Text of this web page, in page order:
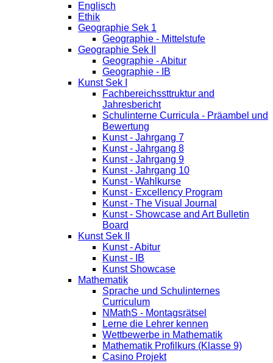
Englisch
Ethik
Geographie Sek 1
Geographie - Mittelstufe
Geographie Sek II
Geographie - Abitur
Geographie - IB
Kunst Sek I
Fachbereichssttruktur and
Jahresbericht
Schulinterne Curricula - Präambel und
Bewertung
Kunst - Jahrgang 7
Kunst - Jahrgang 8
Kunst - Jahrgang 9
Kunst - Jahrgang 10
Kunst - Wahlkurse
Kunst - Excellency Program
Kunst - The Visual Journal
Kunst - Showcase and Art Bulletin
Board
Kunst Sek II
Kunst - Abitur
Kunst - IB
Kunst Showcase
Mathematik
Sprache und Schulinternes
Curriculum
NMathS - Montagsrätsel
Lerne die Lehrer kennen
Wettbewerbe in Mathematik
Mathematik Profilkurs (Klasse 9)
Casino Projekt